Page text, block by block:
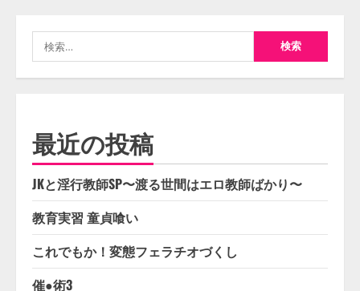
索:
最近の投稿
JKと淫行教師SP〜渡る世間はエロ教師ばかり〜
教育実習 童貞喰い
これでもか！変態フェラチオづくし
催●術3